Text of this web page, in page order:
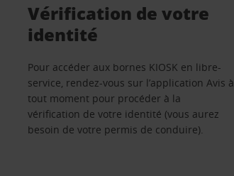
Vérification de votre
identité
Pour accéder aux bornes KIOSK en libre-
service, rendez-vous sur l’application Avis à
tout moment pour procéder à la
vérification de votre identité (vous aurez
besoin de votre permis de conduire).